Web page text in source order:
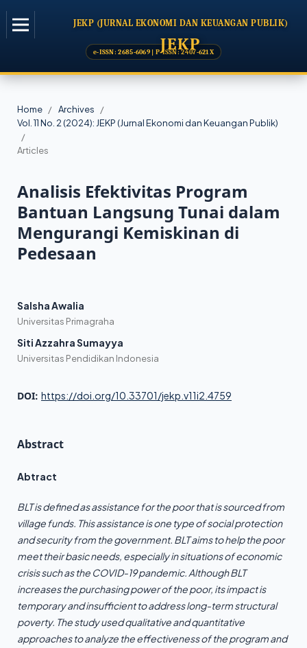
JEKP (JURNAL EKONOMI DAN KEUANGAN PUBLIK)
Home / Archives /
Vol. 11 No. 2 (2024): JEKP (Jurnal Ekonomi dan Keuangan Publik)
/
Articles
Analisis Efektivitas Program
Bantuan Langsung Tunai dalam
Mengurangi Kemiskinan di
Pedesaan
Salsha Awalia
Universitas Primagraha
Siti Azzahra Sumayya
Universitas Pendidikan Indonesia
DOI: https://doi.org/10.33701/jekp.v11i2.4759
Abstract
Abtract
BLT is defined as assistance for the poor that is sourced from
village funds. This assistance is one type of social protection
and security from the government. BLT aims to help the poor
meet their basic needs, especially in situations of economic
crisis such as the COVID-19 pandemic. Although BLT
increases the purchasing power of the poor, its impact is
temporary and insufficient to address long-term structural
poverty. The study used qualitative and quantitative
approaches to analyze the effectiveness of the program and